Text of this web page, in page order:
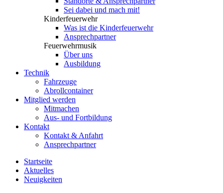
Sei dabei und mach mit!
Kinderfeuerwehr
Was ist die Kinderfeuerwehr
Ansprechpartner
Feuerwehrmusik
Über uns
Ausbildung
Technik
Fahrzeuge
Abrollcontainer
Mitglied werden
Mitmachen
Aus- und Fortbildung
Kontakt
Kontakt & Anfahrt
Ansprechpartner
Startseite
Aktuelles
Neuigkeiten